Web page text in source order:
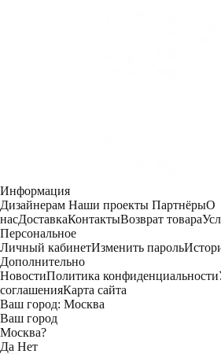
Информация
Дизайнерам Наши проекты ПартнёрыО
насДоставкаКонтактыВозврат товара
Персональное
Личный кабинетИзменить пароль
Дополнительно
НовостиПолитика конфиденциальности
соглашенияКарта сайта
Ваш город: Москва
Ваш город
Москва?
Да Нет